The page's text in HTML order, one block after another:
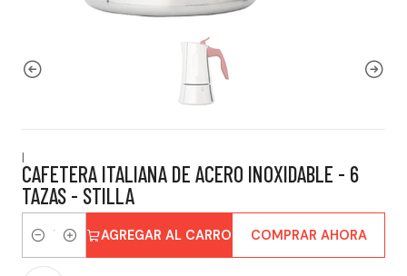
|
CAFETERA ITALIANA DE ACERO INOXIDABLE - 6
TAZAS - STILLA
Cantidad
AGREGAR AL CARRO COMPRAR AHORA